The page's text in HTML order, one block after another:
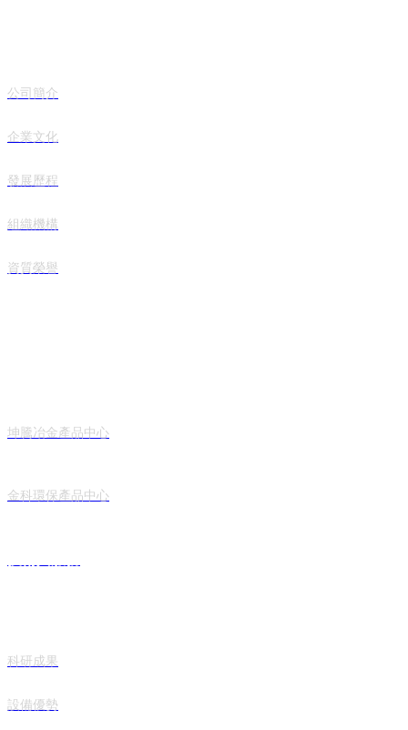
公司簡介
企業文化
發展歷程
組織機構
資質榮譽
坤騰冶金產品中心
金科環保產品中心
科研成果
設備優勢